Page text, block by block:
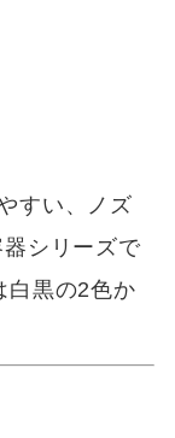
すい、ノズ
シリーズで
白黒の2色か